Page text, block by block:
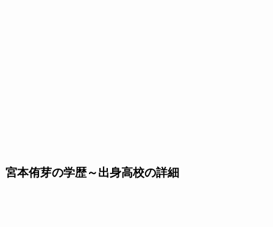
宮本侑芽の学歴～出身高校の詳細